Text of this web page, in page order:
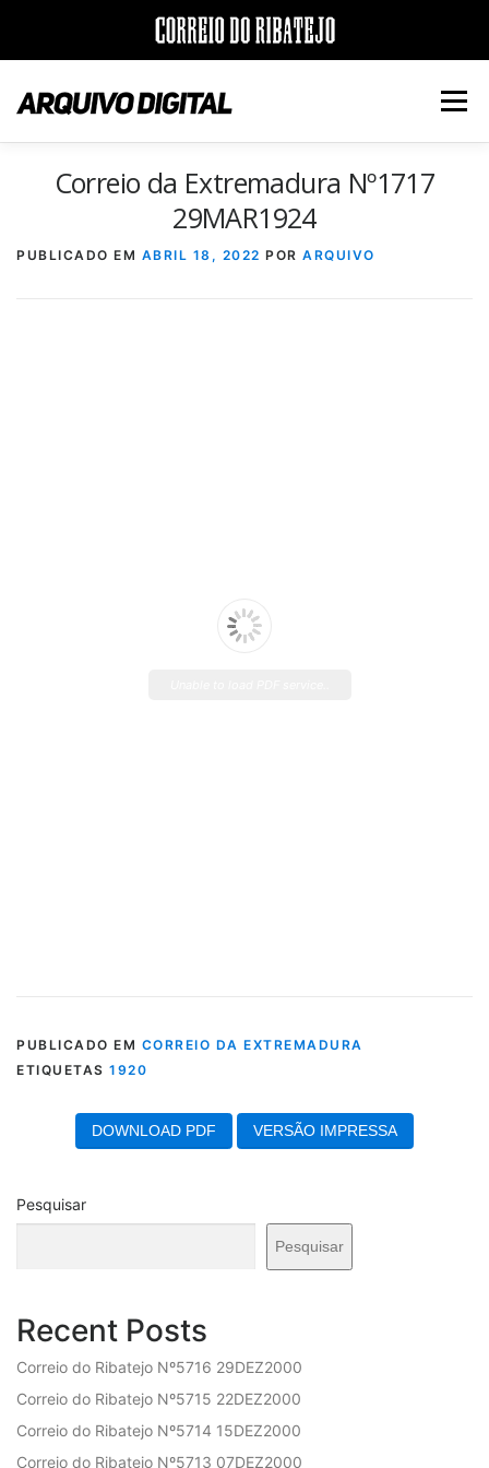
para
conteúdo
Menu
INÍCIO JORNAIS DÉCADAS
VERSÃO PDF E IMPRESSÃO
Correio da Extremadura Nº1717
29MAR1924
PUBLICADO EM ABRIL 18, 2022 POR ARQUIVO
PUBLICADO EM CORREIO DA EXTREMADURA
ETIQUETAS 1920
DOWNLOAD PDF VERSÃO IMPRESSA
Pesquisar
Pesquisar
Recent Posts
Correio do Ribatejo Nº5716 29DEZ2000
Correio do Ribatejo Nº5715 22DEZ2000
Correio do Ribatejo Nº5714 15DEZ2000
Correio do Ribatejo Nº5713 07DEZ2000